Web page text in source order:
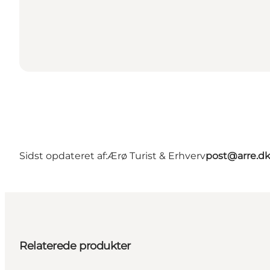
Sidst opdateret af:Ærø Turist & Erhvervpost@arre.dk
Relaterede produkter